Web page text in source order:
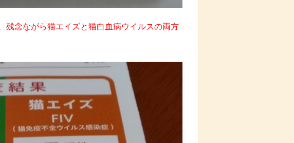
残念ながら猫エイズと猫白血病ウイルスの両方